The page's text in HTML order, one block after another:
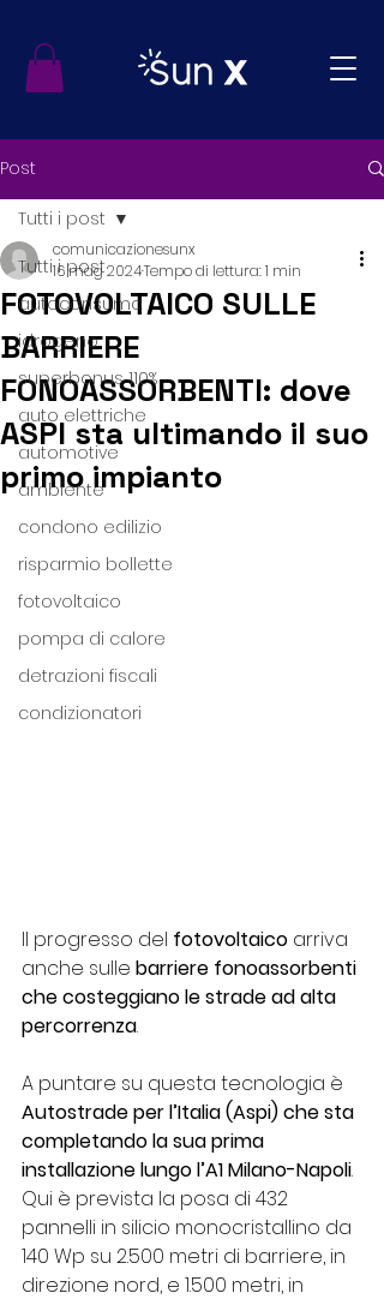
Post
Tutti i post
autoconsumo
idrogeno
superbonus 110%
auto elettriche
automotive
ambiente
condono edilizio
risparmio bollette
fotovoltaico
pompa di calore
detrazioni fiscali
condizionatori
Tutti i post
FOTOVOLTAICO SULLE
BARRIERE
FONOASSORBENTI: dove
ASPI sta ultimando il suo
primo impianto
comunicazionesunx
16 mag 2024Tempo di lettura: 1 min
Il progresso del fotovoltaico arriva
anche sulle barriere fonoassorbenti
che costeggiano le strade ad alta
percorrenza.
A puntare su questa tecnologia è
Autostrade per l’Italia (Aspi) che sta
completando la sua prima
installazione lungo l’A1 Milano-Napoli.
Qui è prevista la posa di 432
pannelli in silicio monocristallino da
140 Wp su 2.500 metri di barriere, in
direzione nord, e 1.500 metri, in